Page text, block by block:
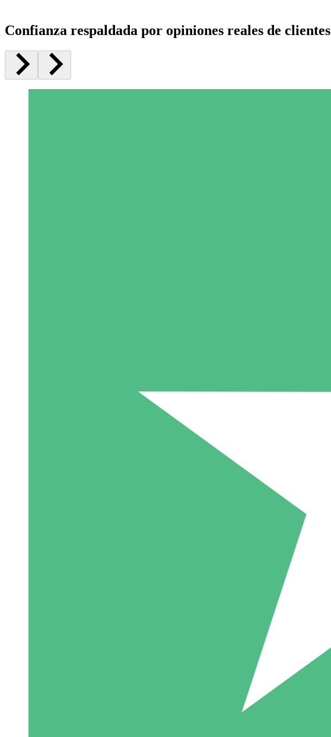
Confianza respaldada por opiniones reales de clientes